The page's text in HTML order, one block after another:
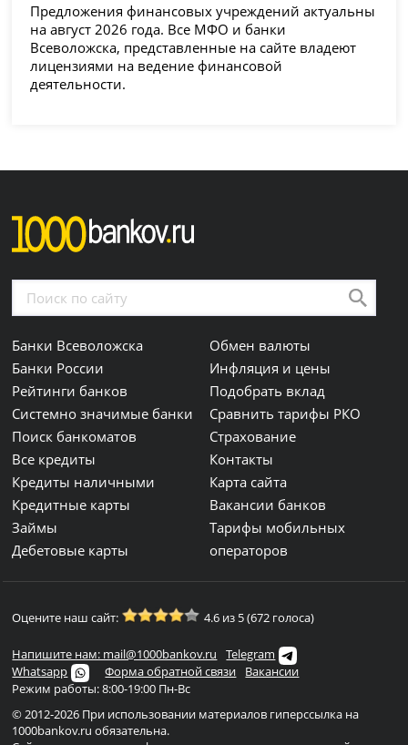
Предложения финансовых учреждений актуальны
на август 2026 года. Все МФО и банки
Всеволожска, представленные на сайте владеют
лицензиями на ведение финансовой
деятельности.
Банки Всеволожска
Банки России
Рейтинги банков
Системно значимые банки
Поиск банкоматов
Все кредиты
Кредиты наличными
Кредитные карты
Займы
Дебетовые карты
Обмен валюты
Инфляция и цены
Подобрать вклад
Сравнить тарифы РКО
Страхование
Контакты
Карта сайта
Вакансии банков
Тарифы мобильных
операторов
Оцените наш сайт: 4.6 из 5 (672 голоса)
Напишите нам: mail@1000bankov.ru
Telegram
Whatsapp
Форма обратной связи
Вакансии
Режим работы: 8:00-19:00 Пн-Вс
© 2012-2026 При использовании материалов гиперссылка на
1000bankov.ru обязательна.